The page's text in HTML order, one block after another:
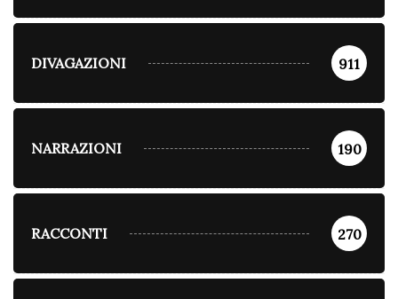
DIVAGAZIONI 911
NARRAZIONI 190
RACCONTI 270